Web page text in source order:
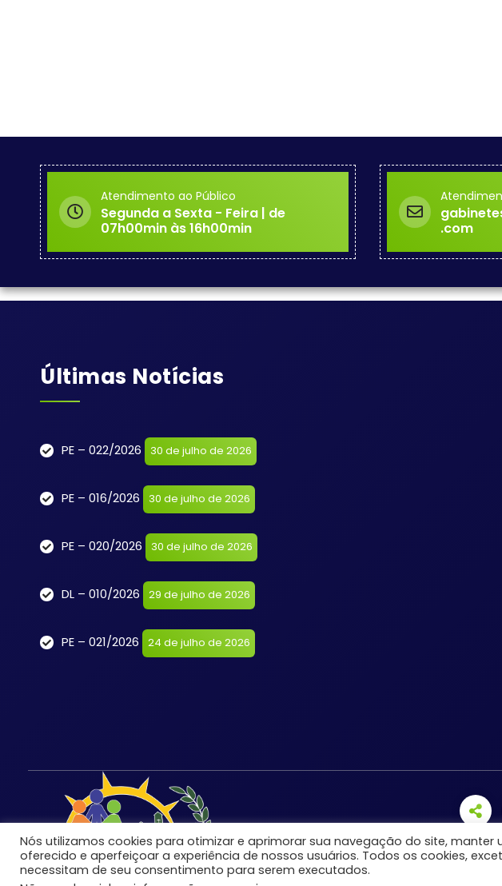
Atendimento ao Público
Segunda a Sexta - Feira | de
07h00min às 16h00min
.com
Últimas Notícias
PE – 022/2026 30 de julho de 2026
PE – 016/2026 30 de julho de 2026
PE – 020/2026 30 de julho de 2026
DL – 010/2026 29 de julho de 2026
PE – 021/2026 24 de julho de 2026
Nós utilizamos cookies para otimizar e aprimorar sua navegação do site,
oferecido e aperfeiçoar a experiência de nossos usuários. Todos os cookies,
necessitam de seu consentimento para serem executados.